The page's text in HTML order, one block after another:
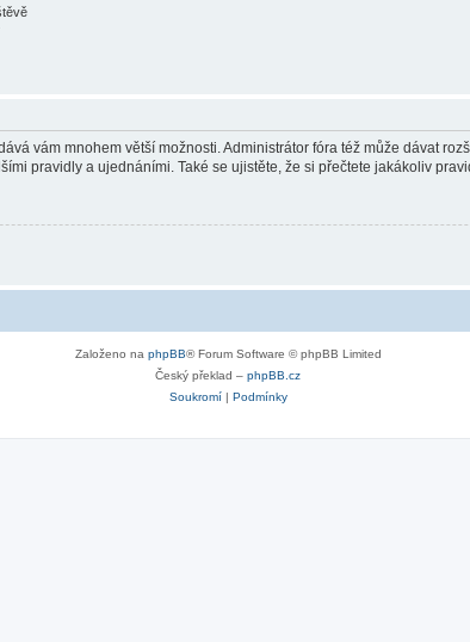
vám mnohem větší možnosti. Administrátor fóra též může dávat
pravidly a ujednáními. Také se ujistěte, že si přečtete jakákoliv
Založeno na phpBB® Forum Software © phpBB Limited
Český překlad – phpBB.cz
Soukromí| Podmínky